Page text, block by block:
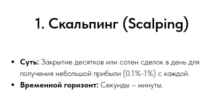
1. Скальпинг (Scalping)
Суть: Закрытие десятков или сотен сделок в день для
получения небольшой прибыли (0.1%-1%) с каждой.
Временной горизонт: Секунды – минуты.